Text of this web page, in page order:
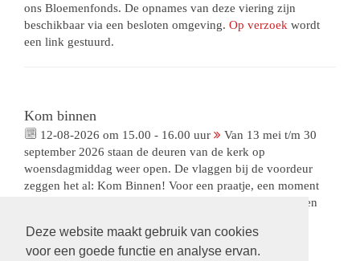
Deze website maakt gebruik van cookies
voor een goede functie en analyse ervan.
ons Bloemenfonds. De opnames van deze viering zijn
beschikbaar via een besloten omgeving. Op verzoek wordt
een link gestuurd.
Kom binnen
12-08-2026 om 15.00 - 16.00 uur
Van 13 mei t/m 30
september 2026 staan de deuren van de kerk op
woensdagmiddag weer open. De vlaggen bij de voordeur
zeggen het al: Kom Binnen! Voor een praatje, een moment
rust, het aansteken van een kaarsje, het meegeven van een
aangepast: 15.00-16.00 uur, een halfuur vroeger dan we
gewend waren.